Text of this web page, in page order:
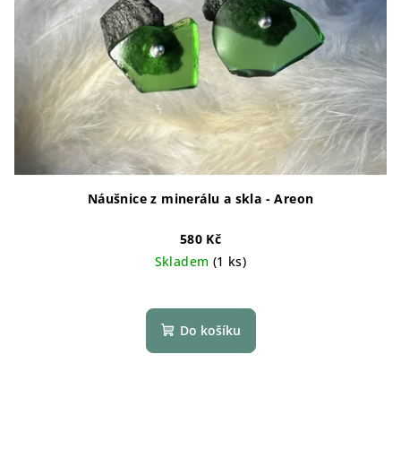
Náušnice z minerálu a skla - Areon
580 Kč
Skladem (1 ks)
Do košíku